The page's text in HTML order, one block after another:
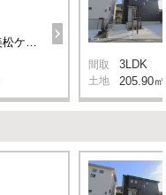
間取 3LDK
土地 205.90㎡